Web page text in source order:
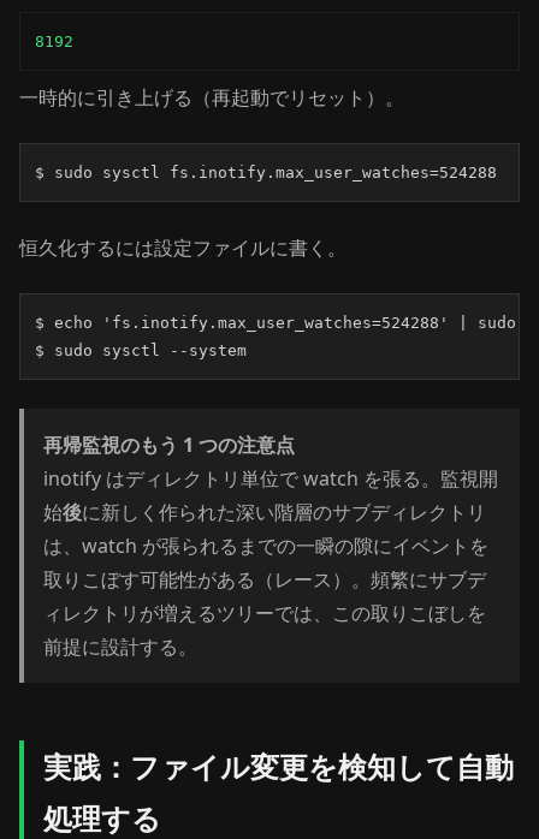
8192
一時的に引き上げる（再起動でリセット）。
$ sudo sysctl fs.inotify.max_user_watches=524288
恒久化するには設定ファイルに書く。
$ echo 'fs.inotify.max_user_watches=524288' |
$ sudo sysctl --system
再帰監視のもう 1 つの注意点
inotify はディレクトリ単位で watch を張る。監視開
始後に新しく作られた深い階層のサブディレクトリ
は、watch が張られるまでの一瞬の隙にイベントを
取りこぼす可能性がある（レース）。頻繁にサブデ
ィレクトリが増えるツリーでは、この取りこぼしを
前提に設計する。
実践：ファイル変更を検知して自動
処理する